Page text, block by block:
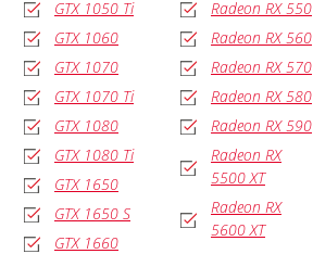
GTX 1050 Ti
GTX 1060
GTX 1070
GTX 1070 Ti
GTX 1080
GTX 1080 Ti
GTX 1650
GTX 1650 S
GTX 1660
Radeon RX 550
Radeon RX 560
Radeon RX 570
Radeon RX 580
Radeon RX 590
Radeon RX
5500 XT
Radeon RX
5600 XT